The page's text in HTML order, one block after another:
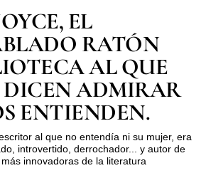
EL
RATÓN
AL QUE
DICEN ADMIRAR
ENTIENDEN.
al que no entendía ni su mujer, era
introvertido, derrochador... y autor de
innovadoras de la literatura